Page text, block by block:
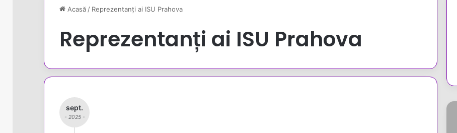
Acasă / Reprezentanți ai ISU Prahova
Reprezentanți ai ISU Prahova
sept.
- 2025 -